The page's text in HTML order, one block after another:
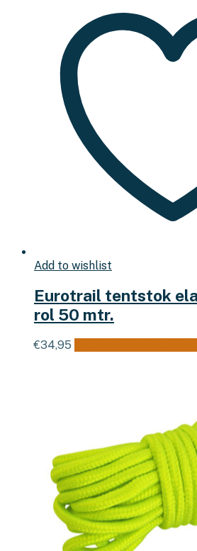
Add to wishlist
Eurotrail tentstok
rol 50 mtr.
€34,95